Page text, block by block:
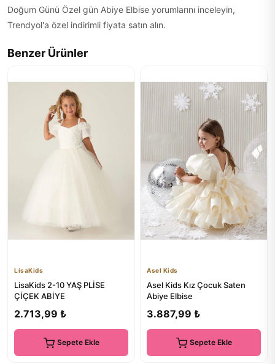
Doğum Günü Özel gün Abiye Elbise yorumlarını inceleyin,
Trendyol'a özel indirimli fiyata satın alın.
Benzer Ürünler
LisaKids
LisaKids 2-10 YAŞ PLİSE
ÇİÇEK ABİYE
2.713,99 ₺
Sepete Ekle
Asel Kids
Asel Kids Kız Çocuk Saten
Abiye Elbise
3.887,99 ₺
Sepete Ekle